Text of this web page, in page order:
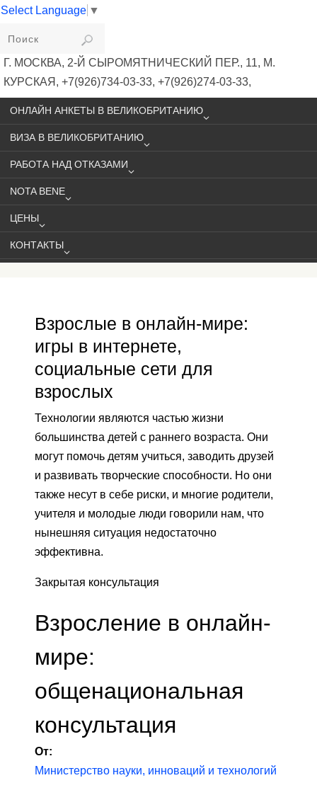
Select Language ▼
VIKIVISA
Г. МОСКВА, 2-Й СЫРОМЯТНИЧЕСКИЙ ПЕР., 11, М.
КУРСКАЯ, +7(926)734-03-33, +7(926)274-03-33,
VISA@VIKIVISA.RU
ОНЛАЙН АНКЕТЫ В ВЕЛИКОБРИТАНИЮ
ВИЗА В ВЕЛИКОБРИТАНИЮ
РАБОТА НАД ОТКАЗАМИ
NOTA BENE
ЦЕНЫ
КОНТАКТЫ
Взрослые в онлайн-мире:
игры в интернете,
социальные сети для
взрослых
Технологии являются частью жизни
большинства детей с раннего возраста. Они
могут помочь детям учиться, заводить друзей
и развивать творческие способности. Но они
также несут в себе риски, и многие родители,
учителя и молодые люди говорили нам, что
нынешняя ситуация недостаточно
эффективна.
Закрытая консультация
Взросление в онлайн-
мире:
общенациональная
консультация
От:
Министерство науки, инноваций и технологий